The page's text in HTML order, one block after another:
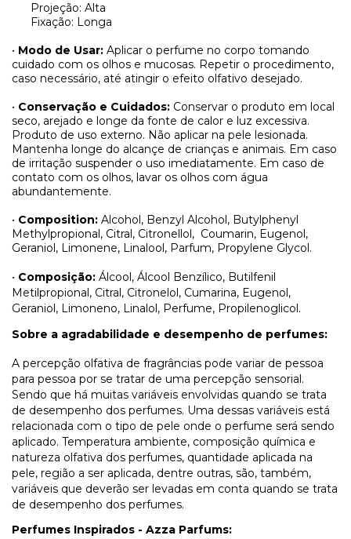
Projeção: Alta
Fixação: Longa
• Modo de Usar: Aplicar o perfume no corpo tomando
cuidado com os olhos e mucosas. Repetir o procedimento,
caso necessário, até atingir o efeito olfativo desejado.
• Conservação e Cuidados: Conservar o produto em local
seco, arejado e longe da fonte de calor e luz excessiva.
Produto de uso externo. Não aplicar na pele lesionada.
Mantenha longe do alcançe de crianças e animais. Em caso
de irritação suspender o uso imediatamente. Em caso de
contato com os olhos, lavar os olhos com água
abundantemente.
• Composition: Alcohol, Benzyl Alcohol, Butylphenyl
Methylpropional, Citral, Citronellol, Coumarin, Eugenol,
Geraniol, Limonene, Linalool, Parfum, Propylene Glycol.
• Composição: Álcool, Álcool Benzílico, Butilfenil
Metilpropional, Citral, Citronelol, Cumarina, Eugenol,
Geraniol, Limoneno, Linalol, Perfume, Propilenoglicol.
Sobre a agradabilidade e desempenho de perfumes:
A percepção olfativa de fragrâncias pode variar de pessoa
para pessoa por se tratar de uma percepção sensorial.
Sendo que há muitas variáveis envolvidas quando se trata
de desempenho dos perfumes. Uma dessas variáveis está
relacionada com o tipo de pele onde o perfume será sendo
aplicado. Temperatura ambiente, composição química e
natureza olfativa dos perfumes, quantidade aplicada na
pele, região a ser aplicada, dentre outras, são, também,
variáveis que deverão ser levadas em conta quando se trata
de desempenho dos perfumes.
Perfumes Inspirados - Azza Parfums: